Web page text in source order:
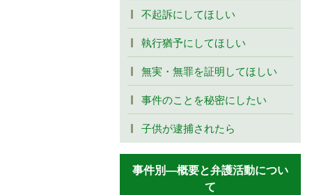
不起訴にしてほしい
執行猶予にしてほしい
無実・無罪を証明してほしい
事件のことを秘密にしたい
子供が逮捕されたら
事件別―概要と弁護活動につい
て